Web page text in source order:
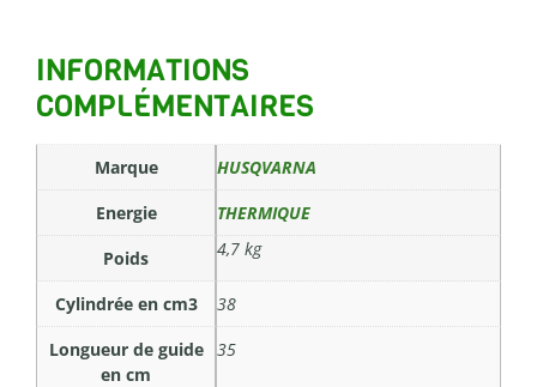
INFORMATIONS
COMPLÉMENTAIRES
Poids 4,7 kg
Cylindrée en cm3 38
Energie THERMIQUE
Longueur de guide
en cm
35
Marque HUSQVARNA